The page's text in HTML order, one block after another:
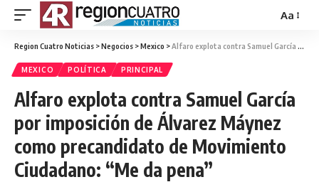
Aa
Region Cuatro Noticias >Negocios >Mexico >Alfaro explota contra Samuel García por imposición de Álvarez Máynez como precandidato de Movimiento Ciudadano: “Me da pena”
MEXICO POLÍTICA PRINCIPAL
Alfaro explota contra Samuel García
por imposición de Álvarez Máynez
como precandidato de Movimiento
Ciudadano: “Me da pena”